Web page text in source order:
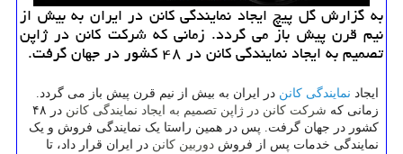
به گزارش گل پیچ ایجاد نمایندگی كانن در ایران به بیش از
نیم قرن پیش باز می گردد. زمانی كه شركت كانن در ژاپن
تصمیم به ایجاد نمایندگی كانن در ۴۸ كشور در جهان گرفت.
ایجاد نمایندگی کانن در ایران به بیش از نیم قرن پیش باز می گردد.
زمانی که شرکت کانن در ژاپن تصمیم به ایجاد نمایندگی کانن
در ۴۸
کشور در جهان گرفت. پس در همین راستا یک نمایندگی فروش و یک
نمایندگی خدمات پس از فروش دوربین کانن در ایران قرار داد، تا